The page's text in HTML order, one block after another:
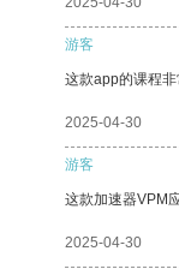
游客
这款app的课程非
2025-04-30
游客
这款加速器VPM
2025-04-30